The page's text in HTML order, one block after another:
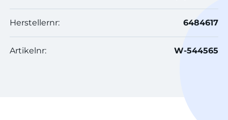
Herstellernr: 6484617
Artikelnr: W-544565